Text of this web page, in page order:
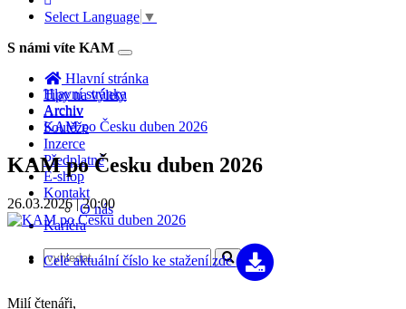
Select Language ▼
S námi víte KAM
Toggle
navigation
Hlavní stránka
Tipy na výlety
Archiv
Soutěže
Inzerce
Předplatné
E-shop
Kontakt
O nás
Kariéra
Hlavní stránka
Archiv
KAM po Česku duben 2026
KAM po Česku duben 2026
26.03.2026 | 20:00
Celé aktuální číslo ke stažení zde
Milí čtenáři,